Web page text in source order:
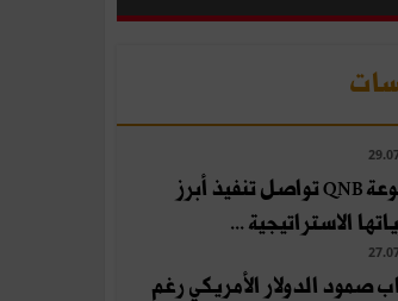
مجموعة QNB تواصل تنفيذ أبرز
الاستراتيجية ...
صمود الدولار الأمريكي رغم